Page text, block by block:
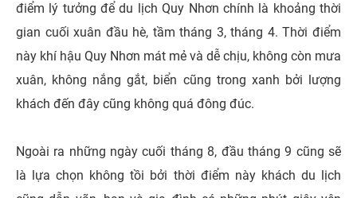
điểm lý tưởng để du lịch Quy Nhơn chính là khoảng thời
gian cuối xuân đầu hè, tầm tháng 3, tháng 4. Thời điểm
này khí hậu Quy Nhơn mát mẻ và dễ chịu, không còn mưa
xuân, không nắng gắt, biển cũng trong xanh bởi lượng
khách đến đây cũng không quá đông đúc.
Ngoài ra những ngày cuối tháng 8, đầu tháng 9 cũng sẽ
là lựa chọn không tồi bởi thời điểm này khách du lịch